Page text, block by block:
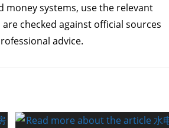
systems, use the relevant
checked against official sources
advice.